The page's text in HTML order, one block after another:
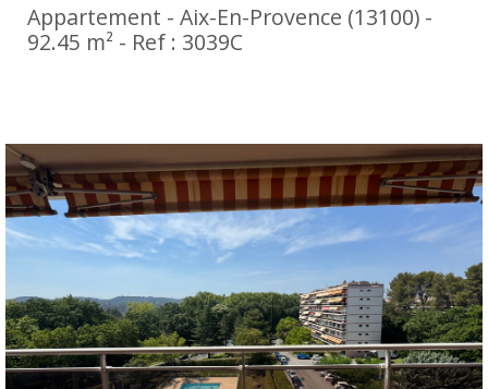
Appartement - Aix-En-Provence (13100) -
92.45 m² - Ref : 3039C